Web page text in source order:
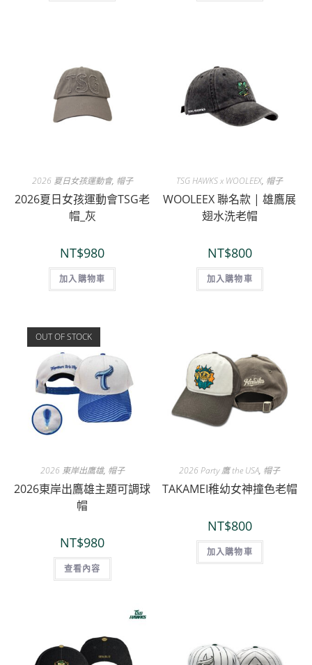
2026 夏日女孩運動會, 帽子
2026夏日女孩運動會TSG老
帽_灰
NT$980
加入購物車
TSG HAWKS x WOOLEEX, 帽子
WOOLEEX 聯名款 | 雄鷹展
翅水洗老帽
NT$800
加入購物車
OUT OF STOCK
2026 東岸出鷹雄, 帽子
2026東岸出鷹雄主題可調球
帽
NT$980
查看內容
2026 Party 鷹 the USA, 帽子
TAKAMEI稚幼女神撞色老帽
NT$800
加入購物車